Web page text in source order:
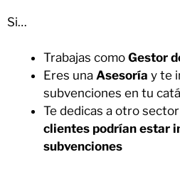
Si…
Trabajas como Gestor
Eres una Asesoría y te
subvenciones en tu
Te dedicas a otro
clientes podrían estar
subvenciones